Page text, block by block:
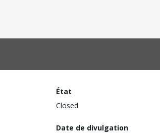
État
Closed
Date de divulgation